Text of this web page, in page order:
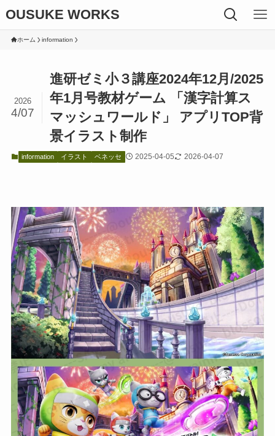
OUSUKE WORKS
ホーム information
進研ゼミ小３講座2024年12月/2025
年1月号教材ゲーム 「漢字計算ス
マッシュワールド」 アプリTOP背
景イラスト制作
2026
4/07
information イラスト ベネッセ 2025-04-05 2026-04-07